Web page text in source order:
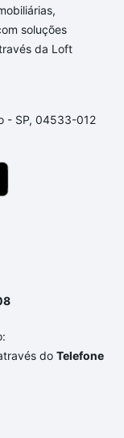
soluções
da Loft
- SP, 04533-012
do Telefone